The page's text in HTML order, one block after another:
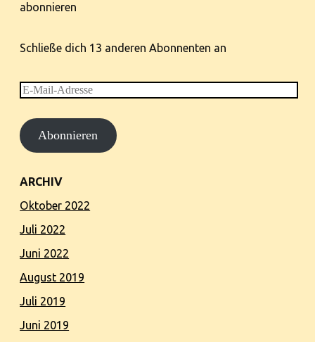
abonnieren
Schließe dich 13 anderen Abonnenten an
E-
Adresse
Abonnieren
ARCHIV
Oktober 2022
Juli 2022
Juni 2022
August 2019
Juli 2019
Juni 2019